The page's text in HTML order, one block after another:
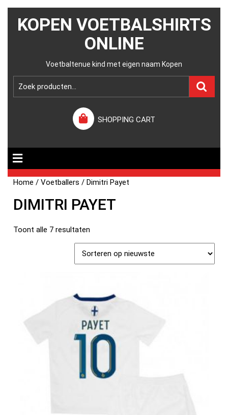
KOPEN VOETBALSHIRTS
ONLINE
Voetbaltenue kind met eigen naam Kopen
SHOPPING CART
Home /Voetballers / Dimitri Payet
DIMITRI PAYET
Toont alle 7 resultaten